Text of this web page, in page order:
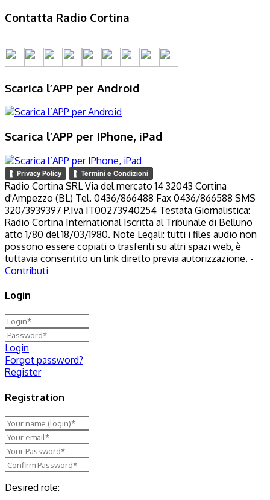
Contatta Radio Cortina
Scarica l’APP per Android
Scarica l’APP per IPhone, iPad
Privacy Policy Termini e Condizioni
Radio Cortina SRL Via del mercato 14 32043 Cortina
d'Ampezzo (BL) Tel. 0436/866488 Fax 0436/866588 SMS
320/3939397 P.Iva IT00273940254 Testata Giornalistica:
Radio Cortina International Iscritta al Tribunale di Belluno
atto 1/80 del 18/03/1980. Note Legali: tutti i files audio non
possono essere copiati o trasferiti su altri spazi web, è
tuttavia consentito un link diretto previa autorizzazione. -
Contributi
Login
Login
Forgot password?
Register
Registration
Desired role: